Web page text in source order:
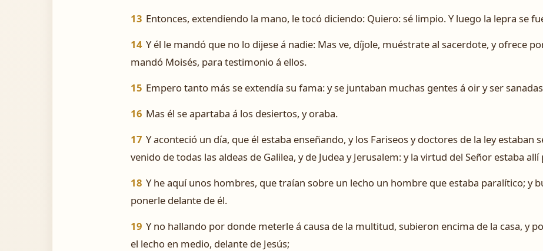
13 Entonces, extendiendo la mano, le tocó diciendo: Quiero: sé limpio. Y luego la lepra se
14 Y él le mandó que no lo dijese á nadie: Mas ve, díjole, muéstrate al sacerdote, y ofrece
mandó Moisés, para testimonio á ellos.
15 Empero tanto más se extendía su fama: y se juntaban muchas gentes á oir y ser
16 Mas él se apartaba á los desiertos, y oraba.
17 Y aconteció un día, que él estaba enseñando, y los Fariseos y doctores de la ley estaban
venido de todas las aldeas de Galilea, y de Judea y Jerusalem: y la virtud del Señor estaba
18 Y he aquí unos hombres, que traían sobre un lecho un hombre que estaba paralítico; y
ponerle delante de él.
19 Y no hallando por donde meterle á causa de la multitud, subieron encima de la casa, y
el lecho en medio, delante de Jesús;